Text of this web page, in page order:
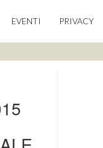
EVENTI PRIVACY